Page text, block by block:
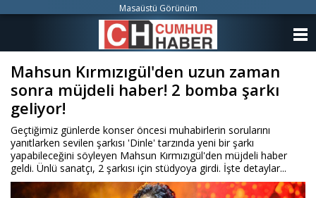
Mahsun Kırmızıgül'den uzun zaman
sonra müjdeli haber! 2 bomba şarkı
geliyor!
Geçtiğimiz günlerde konser öncesi muhabirlerin sorularını
yanıtlarken sevilen şarkısı 'Dinle' tarzında yeni bir şarkı
yapabileceğini söyleyen Mahsun Kırmızıgül'den müjdeli haber
geldi. Ünlü sanatçı, 2 şarkısı için stüdyoya girdi. İşte detaylar...
Masaüstü Görünüm
YAZARLAR
ANKETLER
FOTO GALERİ